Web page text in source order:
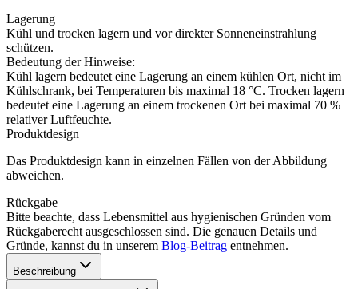
Lagerung
Kühl und trocken lagern und vor direkter Sonneneinstrahlung
schützen.
Bedeutung der Hinweise:
Kühl lagern bedeutet eine Lagerung an einem kühlen Ort, nicht im
Kühlschrank, bei Temperaturen bis maximal 18 °C. Trocken lagern
bedeutet eine Lagerung an einem trockenen Ort bei maximal 70 %
relativer Luftfeuchte.
Produktdesign
Das Produktdesign kann in einzelnen Fällen von der Abbildung
abweichen.
Rückgabe
Bitte beachte, dass Lebensmittel aus hygienischen Gründen vom
Rückgaberecht ausgeschlossen sind. Die genauen Details und
Gründe, kannst du in unserem Blog-Beitrag entnehmen.
Beschreibung